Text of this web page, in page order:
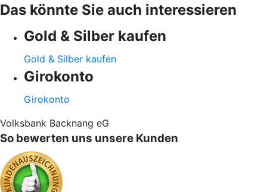
Das könnte Sie auch interessieren
Gold & Silber kaufen
Gold & Silber kaufen
Girokonto
Girokonto
Volksbank Backnang eG
So bewerten uns unsere Kunden